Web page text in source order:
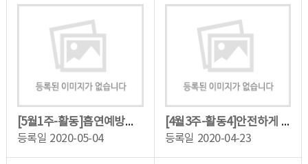
[5월1주-활동]흡연예방교육(금연송)
등록일 2020-05-04
[4월3주-활동4]안전하게 운동하는 방법
등록일 2020-04-23